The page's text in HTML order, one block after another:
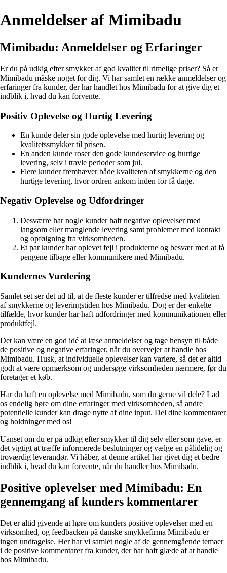
Anmeldelser af Mimibadu
Mimibadu: Anmeldelser og Erfaringer
Er du på udkig efter smykker af god kvalitet til rimelige priser? Så er
Mimibadu måske noget for dig. Vi har samlet en række anmeldelser og
erfaringer fra kunder, der har handlet hos Mimibadu for at give dig et
indblik i, hvad du kan forvente.
Positiv Oplevelse og Hurtig Levering
En kunde deler sin gode oplevelse med hurtig levering og
kvalitetssmykker til prisen.
En anden kunde roser den gode kundeservice og hurtige
levering, selv i travle perioder som jul.
Flere kunder fremhæver både kvaliteten af smykkerne og den
hurtige levering, hvor ordren ankom inden for få dage.
Negativ Oplevelse og Udfordringer
Desværre har nogle kunder haft negative oplevelser med
langsom eller manglende levering samt problemer med kontakt
og opfølgning fra virksomheden.
Et par kunder har oplevet fejl i produkterne og besvær med at få
pengene tilbage eller kommunikere med Mimibadu.
Kundernes Vurdering
Samlet set ser det ud til, at de fleste kunder er tilfredse med kvaliteten
af smykkerne og leveringstiden hos Mimibadu. Dog er der enkelte
tilfælde, hvor kunder har haft udfordringer med kommunikationen eller
produktfejl.
Det kan være en god idé at læse anmeldelser og tage hensyn til både
de positive og negative erfaringer, når du overvejer at handle hos
Mimibadu. Husk, at individuelle oplevelser kan variere, så det er altid
godt at være opmærksom og undersøge virksomheden nærmere, før du
foretager et køb.
Har du haft en oplevelse med Mimibadu, som du gerne vil dele? Lad
os endelig høre om dine erfaringer med virksomheden, så andre
potentielle kunder kan drage nytte af dine input. Del dine kommentarer
og holdninger med os!
Uanset om du er på udkig efter smykker til dig selv eller som gave, er
det vigtigt at træffe informerede beslutninger og vælge en pålidelig og
troværdig leverandør. Vi håber, at denne artikel har givet dig et bedre
indblik i, hvad du kan forvente, når du handler hos Mimibadu.
Positive oplevelser med Mimibadu: En
gennemgang af kunders kommentarer
Det er altid givende at høre om kunders positive oplevelser med en
virksomhed, og feedbacken på danske smykkefirma Mimibadu er
ingen undtagelse. Her har vi samlet nogle af de gennemgående temaer
i de positive kommentarer fra kunder, der har haft glæde af at handle
hos Mimibadu.